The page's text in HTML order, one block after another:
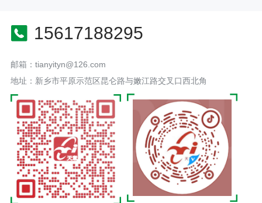
15617188295
邮箱：tianyityn@126.com
地址：新乡市平原示范区昆仑路与嫩江路交叉口西北角